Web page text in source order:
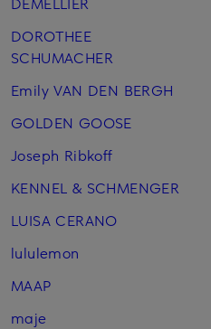
DOROTHEE
SCHUMACHER
Emily VAN DEN BERGH
GOLDEN GOOSE
Joseph Ribkoff
KENNEL & SCHMENGER
LUISA CERANO
lululemon
MAAP
maje